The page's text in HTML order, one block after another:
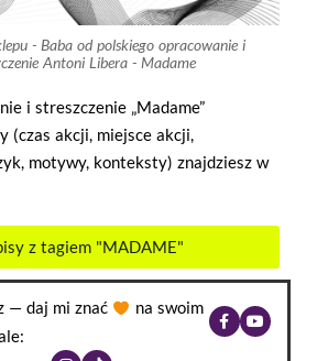
- Baba od polskiego opracowanie i
Antoni Libera - Madame
i streszczenie „Madame”
(czas akcji, miejsce akcji,
motywy, konteksty) znajdziesz w
z tagiem "MADAME"
— daj mi znać
na swoim